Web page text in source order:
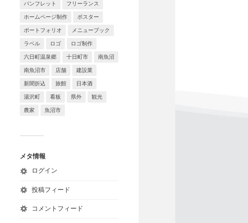
パンフレット フリーランス
ホームページ制作 ポスター
ポートフォリオ メニューブック
ラベル ロゴ ロゴ制作
六日町温泉郷 十日町市 南魚沼
南魚沼市 店舗 建設業
新聞折込 旅館 日本酒
湯沢町 看板 県外 観光
農家 魚沼市
メタ情報
ログイン
投稿フィード
コメントフィード